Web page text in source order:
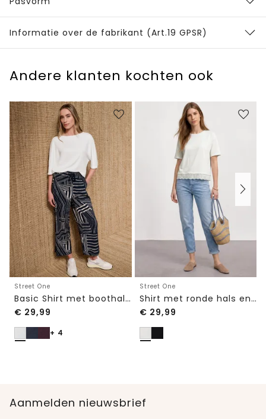
Informatie over de fabrikant (Art.19 GPSR)
Andere klanten kochten ook
Street One
Basic Shirt met boothals en elastische zoom
€ 29,99
+ 4
Street One
Shirt met ronde hals en kant
€ 29,99
Aanmelden nieuwsbrief